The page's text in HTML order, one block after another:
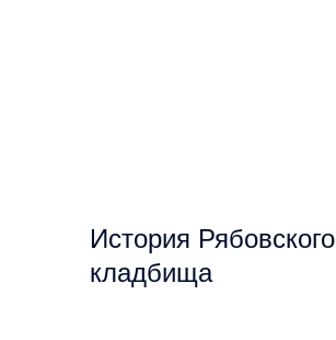
История Рябовского
кладбища